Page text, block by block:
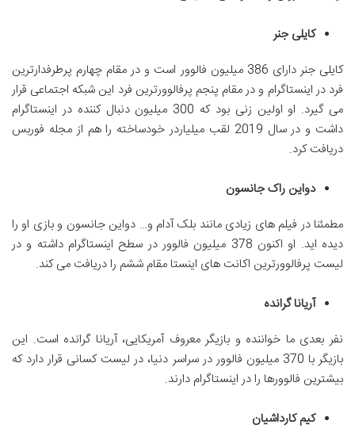
کایلی جنر
کایلی جنر دارای 386 میلیون فالوور است و در مقام چهارم پرطرفدارترین
فرد در اینستاگرام و در مقام پنجم پرفالوورترین فرد این شبکه اجتماعی قرار
می گیرد. او اولین زنی بود که 300 میلیون دنبال کننده در اینستاگرام
داشت و در سال 2019 لقب میلیاردر خودساخته را هم از مجله فوربس
دریافت کرد.
دواین راک جانسون
مطمئنا در فیلم های زیادی مانند بلک آدام و… دواین جانسون و بازی او را
دیده اید. او اکنون 378 میلیون فالوور در سطح اینستاگرام داشته و در
لیست پرفالوورترین اکانت های اینستا مقام ششم را دریافت می کند.
آریانا گرانده
نفر بعدی ما خواننده و بازیگر معروف آمریکایی، آریانا گرانده است. این
بازیگر با 370 میلیون فالوور در سراسر دنیا، در لیست کسانی قرار دارد که
بیشترین فالوورها را در اینستاگرام دارند.
کیم کارداشیان